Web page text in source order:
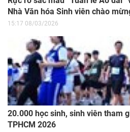
Nhà Văn hóa Sinh viên chào
15:17 08/03/2026
20.000 học sinh, sinh viên tham
TPHCM 2026